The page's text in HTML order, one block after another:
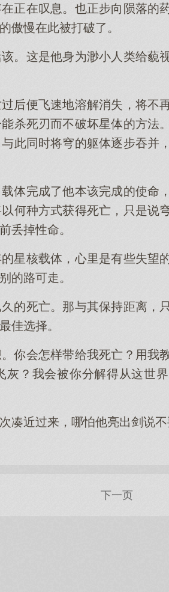
正在叹息。也正步向陨落的
傲慢在此被打破了。
。这是他身为渺小人类给藐
后便飞速地溶解消失，将不
杀死刃而不破坏星体的方法
此同时将穹的躯体逐步吞并
体完成了他本该完成的使命
何种方式获得死亡，只是说
丢掉性命。
星核载体，心里是有些失望
的路可走。
的死亡。那与其保持距离，
佳选择。
你会怎样带给我死亡？用我
？我会被你分解得从这世
凑近过来，哪怕他亮出剑说
下一页